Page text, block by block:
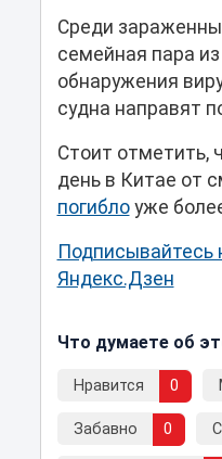
Среди
семейная пара
обнаружения
судна направят
Стоит отметить,
день в Китае от
погиблоуже
Подписывайтесь
Яндекс.Дзен
Что думаете об
Нравится 0
Забавно 0